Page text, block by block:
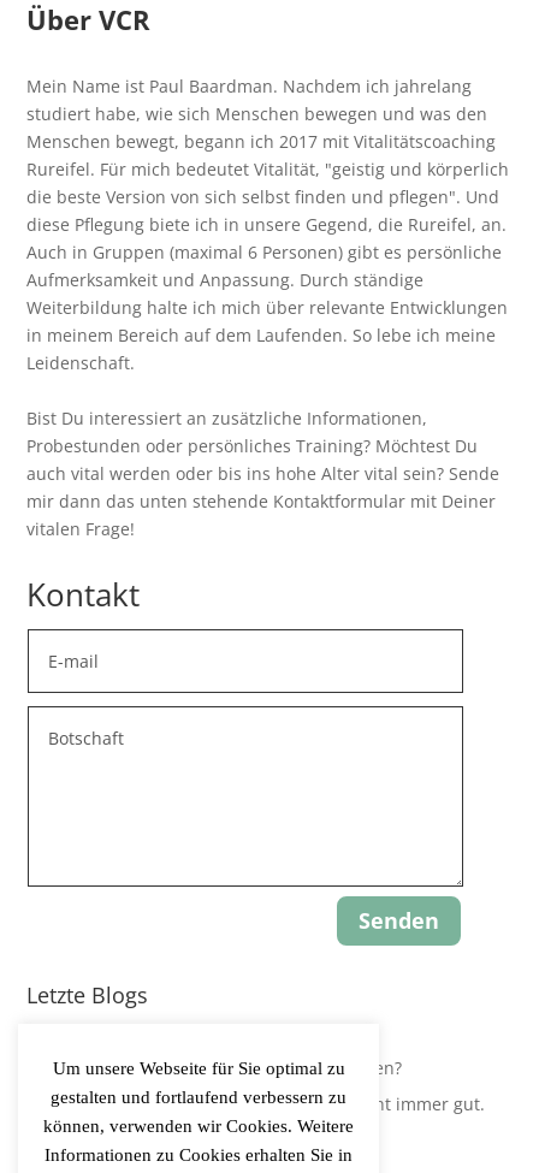
Über VCR
Mein Name ist Paul Baardman. Nachdem ich jahrelang
studiert habe, wie sich Menschen bewegen und was den
Menschen bewegt, begann ich 2017 mit Vitalitätscoaching
Rureifel. Für mich bedeutet Vitalität, "geistig und körperlich
die beste Version von sich selbst finden und pflegen". Und
diese Pflegung biete ich in unsere Gegend, die Rureifel, an.
Auch in Gruppen (maximal 6 Personen) gibt es persönliche
Aufmerksamkeit und Anpassung. Durch ständige
Weiterbildung halte ich mich über relevante Entwicklungen
in meinem Bereich auf dem Laufenden. So lebe ich meine
Leidenschaft.
Bist Du interessiert an zusätzliche Informationen,
Probestunden oder persönliches Training? Möchtest Du
auch vital werden oder bis ins hohe Alter vital sein? Sende
mir dann das unten stehende Kontaktformular mit Deiner
vitalen Frage!
Kontakt
Senden
Letzte Blogs
Leidest Du an Hypokapnie, ohne es zu wissen?
Der Körper regelt Sauerstoffversorgung nicht immer gut.
Um unsere Webseite für Sie optimal zu
gestalten und fortlaufend verbessern zu
können, verwenden wir Cookies. Weitere
Informationen zu Cookies erhalten Sie in